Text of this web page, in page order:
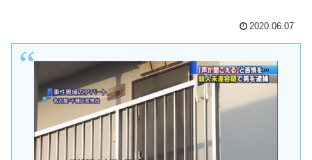
2020.06.07